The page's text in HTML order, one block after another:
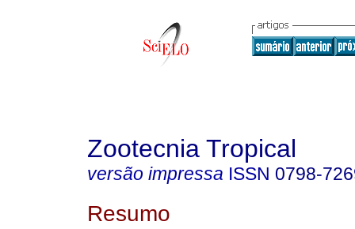
Zootecnia Tropical
versão impressa ISSN 0798-
Resumo